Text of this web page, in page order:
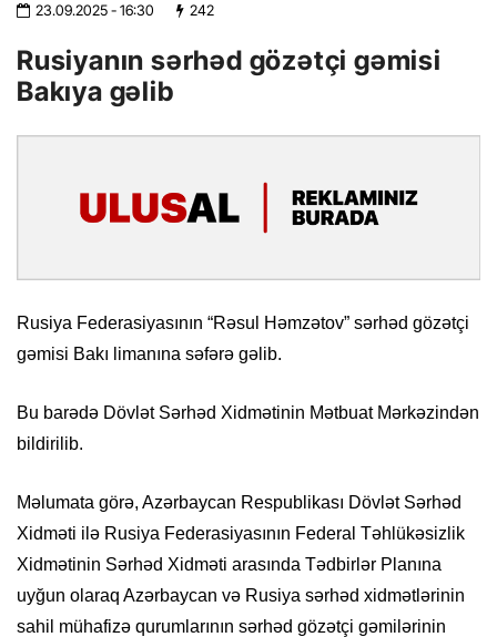
23.09.2025- 16:30 242
Rusiyanın sərhəd gözətçi gəmisi
Bakıya gəlib
Rusiya Federasiyasının “Rəsul Həmzətov” sərhəd gözətçi
gəmisi Bakı limanına səfərə gəlib.
Bu barədə Dövlət Sərhəd Xidmətinin Mətbuat Mərkəzindən
bildirilib.
Məlumata görə, Azərbaycan Respublikası Dövlət Sərhəd
Xidməti ilə Rusiya Federasiyasının Federal Təhlükəsizlik
Xidmətinin Sərhəd Xidməti arasında Tədbirlər Planına
uyğun olaraq Azərbaycan və Rusiya sərhəd xidmətlərinin
sahil mühafizə qurumlarının sərhəd gözətçi gəmilərinin